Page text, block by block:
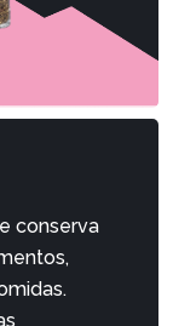
conserva